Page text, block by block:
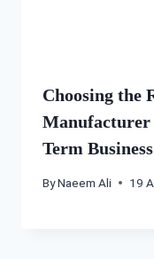
Choosing the
Manufacturer
Term
ByNaeem Ali 19